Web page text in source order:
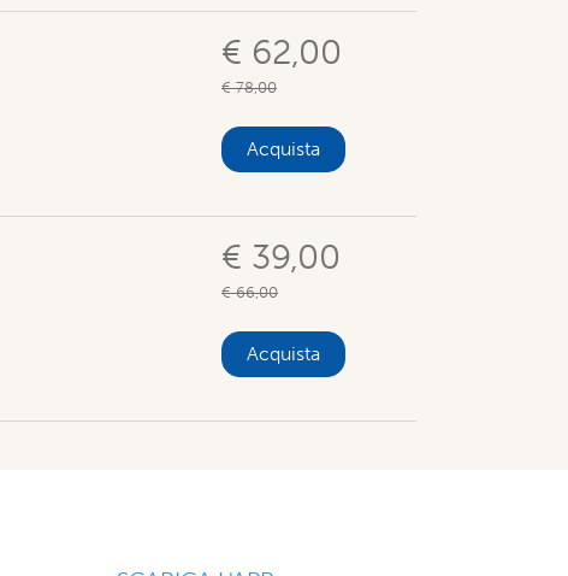
€ 62,00
€ 78,00
Acquista
€ 39,00
€ 66,00
Acquista